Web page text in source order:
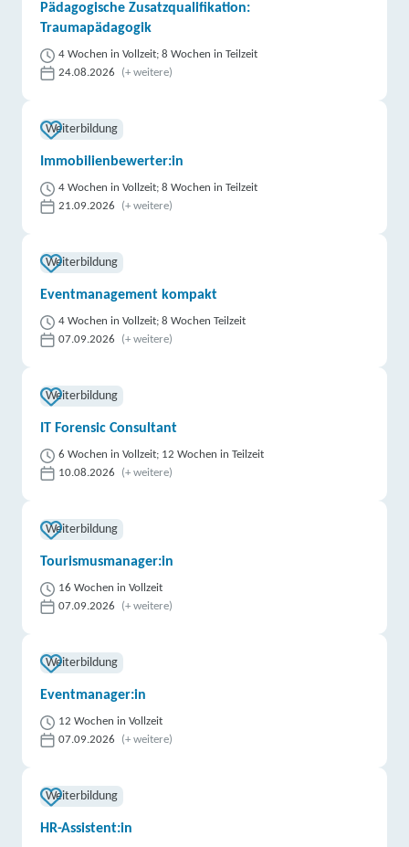
Pädagogische Zusatzqualifikation:
Traumapädagogik
4 Wochen in Vollzeit; 8 Wochen in Teilzeit
24.08.2026
(+ weitere)
Weiterbildung
Immobilienbewerter:in
4 Wochen in Vollzeit; 8 Wochen in Teilzeit
21.09.2026
(+ weitere)
Weiterbildung
Eventmanagement kompakt
4 Wochen in Vollzeit; 8 Wochen Teilzeit
07.09.2026
(+ weitere)
Weiterbildung
IT Forensic Consultant
6 Wochen in Vollzeit; 12 Wochen in Teilzeit
10.08.2026
(+ weitere)
Weiterbildung
Tourismusmanager:in
16 Wochen in Vollzeit
07.09.2026
(+ weitere)
Weiterbildung
Eventmanager:in
12 Wochen in Vollzeit
07.09.2026
(+ weitere)
Weiterbildung
HR-Assistent:in